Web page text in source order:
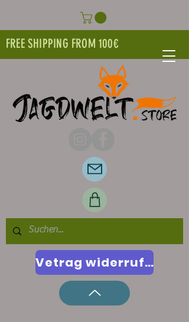
FREE SHIPPING FROM 100€
Vetrag widerrufen